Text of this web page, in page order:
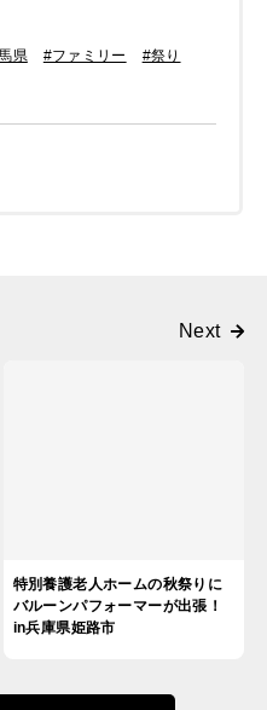
県 #ファミリー
#祭り
特別養護老人ホームの秋祭りに
バルーンパフォーマーが出張！
in兵庫県姫路市